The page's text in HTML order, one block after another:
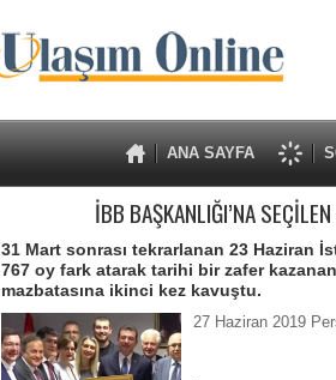
ANA SAYFA
İBB BAŞKANLIĞI’NA
31 Mart sonrası tekrarlanan 23 Haziran
767 oy fark atarak tarihi bir zafer
mazbatasına ikinci kez kavuştu.
27 Haziran 2019